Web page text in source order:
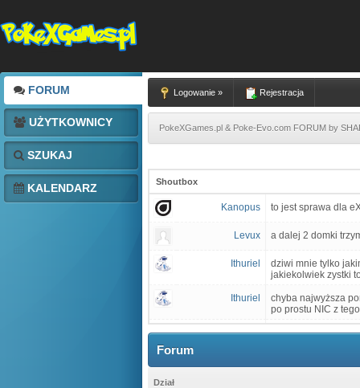
FORUM
UŻYTKOWNICY
SZUKAJ
KALENDARZ
Logowanie » Rejestracja
PokeXGames.pl & Poke-Evo.com FORUM by
Shoutbox
Kanopus to jest sprawa dla
Levux a dalej 2 domki
Ithuriel
dziwi mnie tylko
jakiekolwiek zystki
Ithuriel
chyba najwyższa
po prostu NIC z
Duocrash tyle jest wart teraz
Forum
Dział